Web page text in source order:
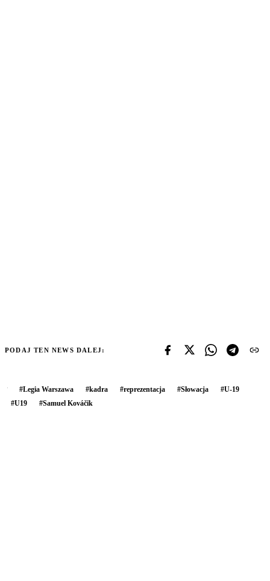
PODAJ TEN NEWS DALEJ:
#Legia Warszawa #kadra #reprezentacja #Słowacja #U-19
#U19 #Samuel Kováčik